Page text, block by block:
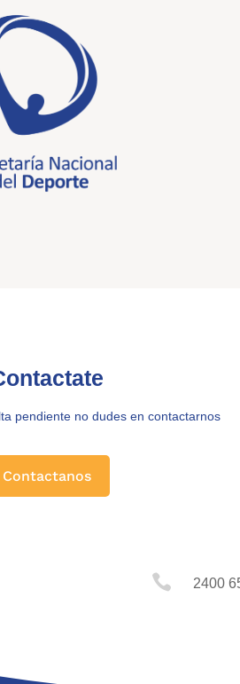
pendiente no dudes en contactarnos
Contactanos
 2400